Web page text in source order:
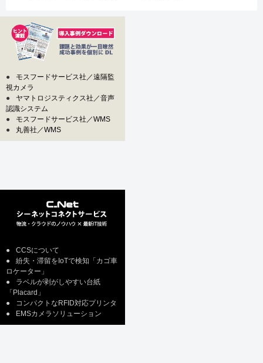
●
モスフードサービス社／遠隔監
視カメラ
●
ヤマトロジスティクス社／音声
認識システム
●
モスフードサービス社／WMS
●
丸善社／WMS
●
CCSについて
●
紛失・滞留をIoTで検知「カゴ車
ロケーター」
●
ラベルが剥がしやすい台紙
「Placard」
●
コンパクトなRFID対応プリンタ
●
EMSカメラソリューション